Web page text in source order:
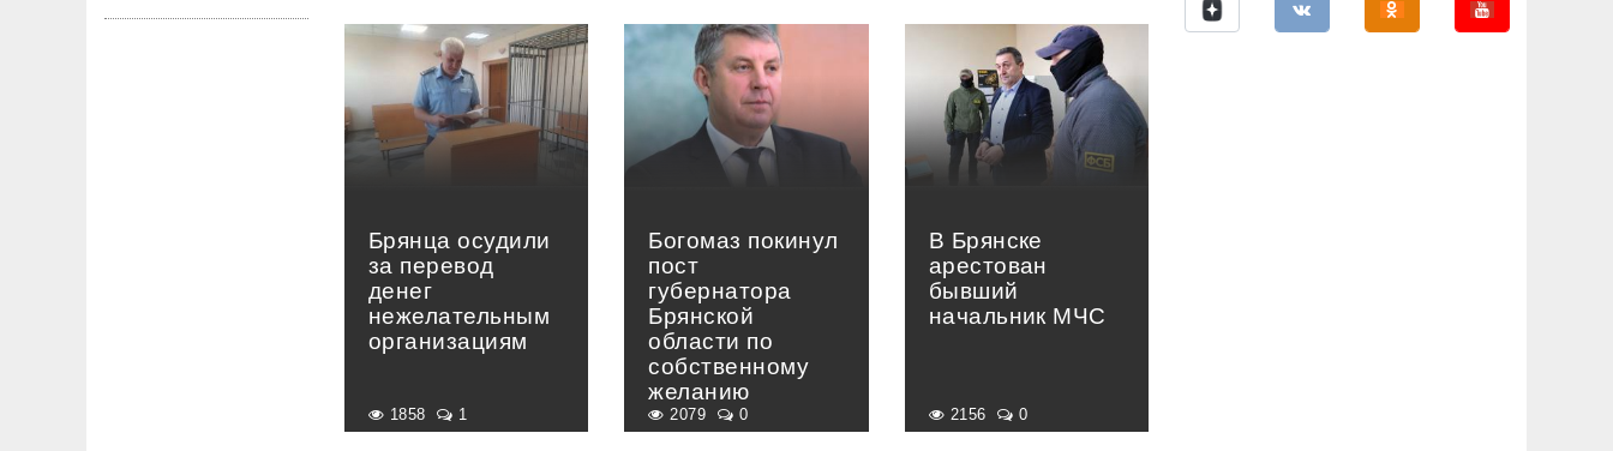
Брянца осудили
за перевод
денег
нежелательным
организациям
1858 1
Богомаз покинул
пост
губернатора
Брянской
области по
собственному
желанию
2079 0
В Брянске
арестован
бывший
начальник МЧС
2156 0